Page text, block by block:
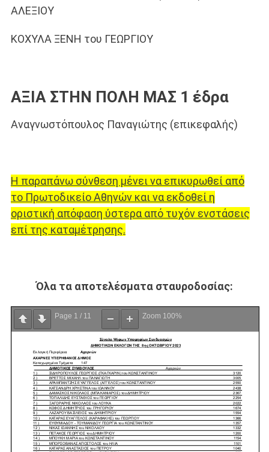
ΑΛΕΞΙΟΥ
ΚΟΧΥΛΑ ΞΕΝΗ του ΓΕΩΡΓΙΟΥ
ΑΞΙΑ ΣΤΗΝ ΠΟΛΗ ΜΑΣ 1 έδρα
Αναγνωστόπουλος Παναγιώτης (επικεφαλής)
Η παραπάνω σύνθεση μένει να επικυρωθεί από
το Πρωτοδικείο Αθηνών και να εκδοθεί η
οριστική απόφαση ύστερα από τυχόν ενστάσεις
επί της καταμέτρησης.
Όλα τα αποτελέσματα σταυροδοσίας:
Page 1 / 11 Zoom 100%